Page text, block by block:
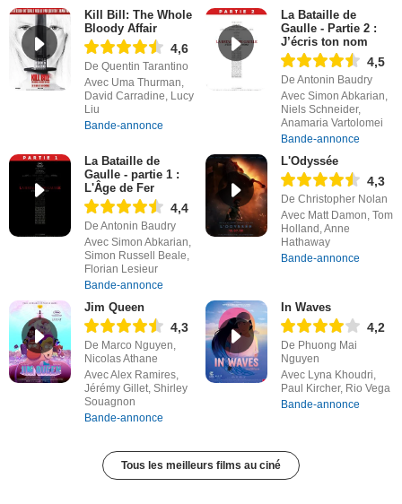
Kill Bill: The Whole
Bloody Affair
4,6
De Quentin Tarantino
Avec Uma Thurman,
David Carradine, Lucy
Liu
Bande-annonce
La Bataille de
Gaulle - Partie 2 :
J’écris ton nom
4,5
De Antonin Baudry
Avec Simon Abkarian,
Niels Schneider,
Anamaria Vartolomei
Bande-annonce
La Bataille de
Gaulle - partie 1 :
L'Âge de Fer
4,4
De Antonin Baudry
Avec Simon Abkarian,
Simon Russell Beale,
Florian Lesieur
Bande-annonce
L'Odyssée
4,3
De Christopher Nolan
Avec Matt Damon, Tom
Holland, Anne
Hathaway
Bande-annonce
Jim Queen
4,3
De Marco Nguyen,
Nicolas Athane
Avec Alex Ramires,
Jérémy Gillet, Shirley
Souagnon
Bande-annonce
In Waves
4,2
De Phuong Mai
Nguyen
Avec Lyna Khoudri,
Paul Kircher, Rio Vega
Bande-annonce
Tous les meilleurs films au ciné